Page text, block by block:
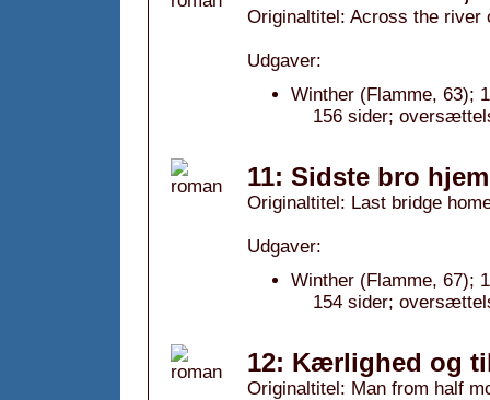
Originaltitel: Across the river
Udgaver:
Winther (Flamme, 63);
156 sider;
11: Sidste bro
Originaltitel: Last bridge
Udgaver:
Winther (Flamme, 67);
154 sider;
12: Kærlighed og
Originaltitel: Man from half